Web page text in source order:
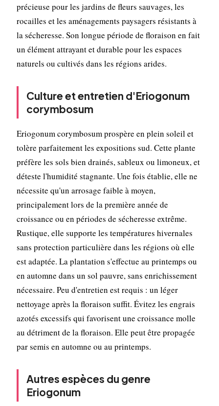
précieuse pour les jardins de fleurs sauvages, les
rocailles et les aménagements paysagers résistants à
la sécheresse. Son longue période de floraison en fait
un élément attrayant et durable pour les espaces
naturels ou cultivés dans les régions arides.
Culture et entretien d'Eriogonum
corymbosum
Eriogonum corymbosum prospère en plein soleil et
tolère parfaitement les expositions sud. Cette plante
préfère les sols bien drainés, sableux ou limoneux, et
déteste l'humidité stagnante. Une fois établie, elle ne
nécessite qu'un arrosage faible à moyen,
principalement lors de la première année de
croissance ou en périodes de sécheresse extrême.
Rustique, elle supporte les températures hivernales
sans protection particulière dans les régions où elle
est adaptée. La plantation s'effectue au printemps ou
en automne dans un sol pauvre, sans enrichissement
nécessaire. Peu d'entretien est requis : un léger
nettoyage après la floraison suffit. Évitez les engrais
azotés excessifs qui favorisent une croissance molle
au détriment de la floraison. Elle peut être propagée
par semis en automne ou au printemps.
Autres espèces du genre
Eriogonum